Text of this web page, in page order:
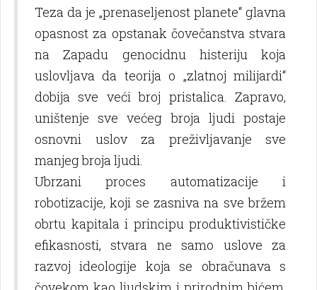
Teza da je „prenaselјenost planete“ glavna
opasnost za opstanak čovečanstva stvara
na Zapadu genocidnu histeriju koja
uslovlјava da teorija o „zlatnoj milijardi“
dobija sve veći broj pristalica. Zapravo,
uništenje sve većeg broja lјudi postaje
osnovni uslov za preživlјavanje sve
manjeg broja lјudi.
Ubrzani proces automatizacije i
robotizacije, koji se zasniva na sve bržem
obrtu kapitala i principu produktivističke
efikasnosti, stvara ne samo uslove za
razvoj ideologije koja se obračunava s